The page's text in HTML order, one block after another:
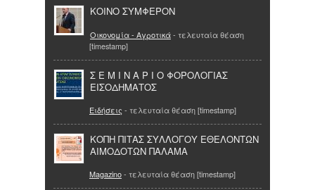
ΚΟΙΝΟ ΣΥΜΦΕΡΟΝ
Οικονομία - Αγροτικά- τελευταία θέαση
[timestamp]
Σ Ε Μ Ι Ν Α Ρ Ι Ο ΦΟΡΟΛΟΓΙΑΣ
ΕΙΣΟΔΗΜΑΤΟΣ
Ειδήσεις - τελευταία θέαση [timestamp]
ΚΟΠΗ ΠΙΤΑΣ ΣΥΛΛΟΓΟΥ ΕΘΕΛΟΝΤΩΝ
ΑΙΜΟΔΟΤΩΝ ΠΑΛΑΜΑ
Magazino- τελευταία θέαση [timestamp]